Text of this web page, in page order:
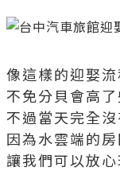
像這樣的迎娶
不免分貝會高了
不過當天完全
因為水雲端的
讓我們可以放